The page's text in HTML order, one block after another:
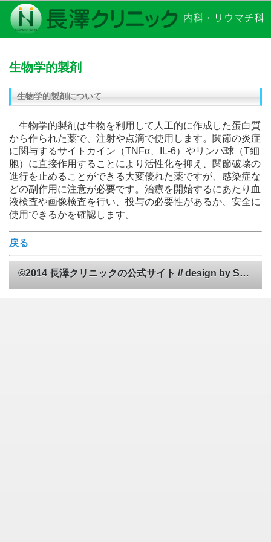
生物学的製剤
生物学的製剤について
生物学的製剤は生物を利用して人工的に作成した蛋白質
から作られた薬で、注射や点滴で使用します。関節の炎症
に関与するサイトカイン（TNFα、IL-6）やリンパ球（T細
胞）に直接作用することにより活性化を抑え、関節破壊の
進行を止めることができる大変優れた薬ですが、感染症な
どの副作用に注意が必要です。治療を開始するにあたり血
液検査や画像検査を行い、投与の必要性があるか、安全に
使用できるかを確認します。
戻る
©2014 長澤クリニックの公式サイト // design by SAN-ESU